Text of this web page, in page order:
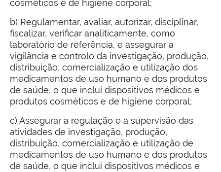
cosméticos e de higiene corporal;
b) Regulamentar, avaliar, autorizar, disciplinar,
fiscalizar, verificar analiticamente, como
laboratório de referência, e assegurar a
vigilância e controlo da investigação, produção,
distribuição, comercialização e utilização dos
medicamentos de uso humano e dos produtos
de saúde, o que inclui dispositivos médicos e
produtos cosméticos e de higiene corporal;
c) Assegurar a regulação e a supervisão das
atividades de investigação, produção,
distribuição, comercialização e utilização de
medicamentos de uso humano e dos produtos
de saúde, o que inclui dispositivos médicos e